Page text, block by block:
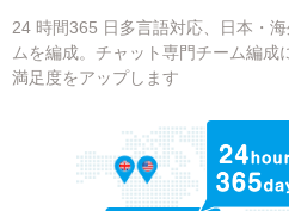
24 時間365 日多言語対応、日本・
ムを編成。チャット専門チーム編成
満足度をアップします